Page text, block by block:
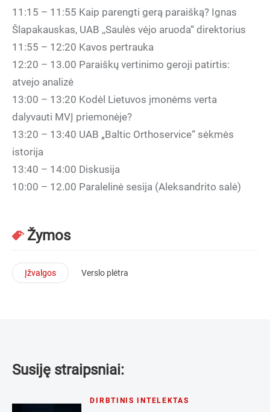
11:15 – 11:55 Kaip parengti gerą paraišką? Ignas
Šlapakauskas, UAB ,,Saulės vėjo aruoda“ direktorius
11:55 – 12:20 Kavos pertrauka
12:20 – 13.00 Paraiškų vertinimo geroji patirtis:
atvejo analizė
13:00 – 13:20 Kodėl Lietuvos įmonėms verta
dalyvauti MVĮ priemonėje?
13:20 – 13:40 UAB „Baltic Orthoservice“ sėkmės
istorija
13:40 – 14:00 Diskusija
10:00 – 12.00 Paralelinė sesija (Aleksandrito salė)
Žymos
Įžvalgos Verslo plėtra
Susiję straipsniai:
DIRBTINIS INTELEKTAS